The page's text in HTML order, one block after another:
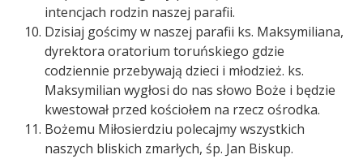
intencjach rodzin naszej parafii.
Dzisiaj gościmy w naszej parafii ks. Maksymiliana,
dyrektora oratorium toruńskiego gdzie
codziennie przebywają dzieci i młodzież. ks.
Maksymilian wygłosi do nas słowo Boże i będzie
kwestował przed kościołem na rzecz ośrodka.
Bożemu Miłosierdziu polecajmy wszystkich
naszych bliskich zmarłych, śp. Jan Biskup.